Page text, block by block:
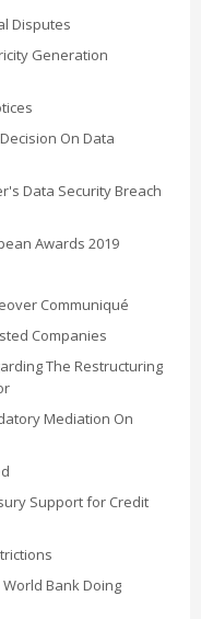
Disputes
Generation
On Data
Data Security Breach
Awards 2019
Communiqué
Companies
The Restructuring
Mediation On
Support for Credit
Bank Doing